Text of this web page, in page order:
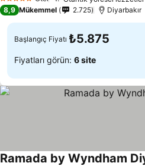
5 Yıldız
8,9 Mükemmel 2.725 Diyarbakır
Başlangıç Fiyatı ₺5.875
Fiyatları görün: 6 site
Ramada by Wyndham